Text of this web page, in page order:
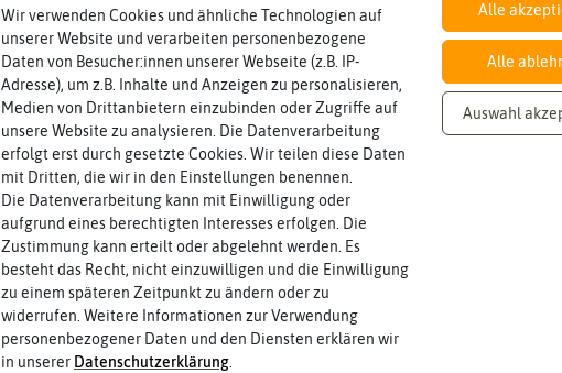
Wir verwenden Cookies und ähnliche Technologien auf
unserer Website und verarbeiten personenbezogene
Daten von Besucher:innen unserer Webseite (z.B. IP-
Adresse), um z.B. Inhalte und Anzeigen zu personalisieren,
Medien von Drittanbietern einzubinden oder Zugriffe auf
unsere Website zu analysieren. Die Datenverarbeitung
erfolgt erst durch gesetzte Cookies. Wir teilen diese Daten
mit Dritten, die wir in den Einstellungen benennen.
Die Datenverarbeitung kann mit Einwilligung oder
aufgrund eines berechtigten Interesses erfolgen. Die
Zustimmung kann erteilt oder abgelehnt werden. Es
besteht das Recht, nicht einzuwilligen und die Einwilligung
zu einem späteren Zeitpunkt zu ändern oder zu
widerrufen. Weitere Informationen zur Verwendung
personenbezogener Daten und den Diensten erklären wir
in unserer Daten­schutz­erklärung.
Alle
Alle
Auswahl